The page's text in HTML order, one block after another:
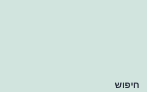
חיפוש